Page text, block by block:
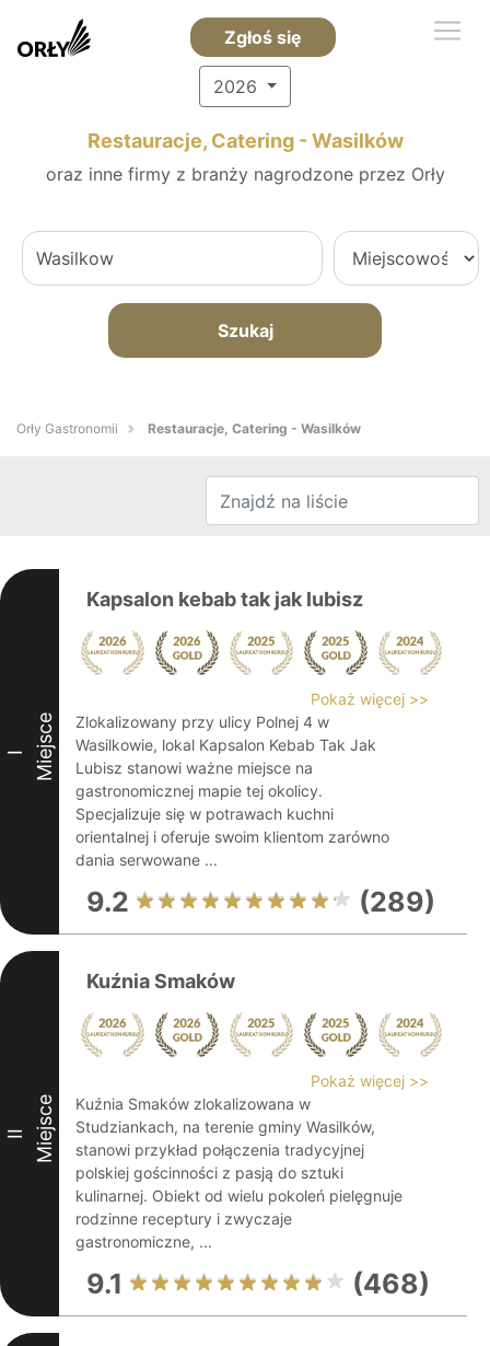
Zgłoś się
2026
Restauracje, Catering - Wasilków
oraz inne firmy z branży nagrodzone przez Orły
Szukaj
Orły Gastronomii Restauracje, Catering - Wasilków
I Miejsce
Kapsalon kebab tak jak lubisz
Pokaż więcej >>
Zlokalizowany przy ulicy Polnej 4 w
Wasilkowie, lokal Kapsalon Kebab Tak Jak
Lubisz stanowi ważne miejsce na
gastronomicznej mapie tej okolicy.
Specjalizuje się w potrawach kuchni
orientalnej i oferuje swoim klientom zarówno
dania serwowane ...
9.2 (289)
II Miejsce
Kuźnia Smaków
Pokaż więcej >>
Kuźnia Smaków zlokalizowana w
Studziankach, na terenie gminy Wasilków,
stanowi przykład połączenia tradycyjnej
polskiej gościnności z pasją do sztuki
kulinarnej. Obiekt od wielu pokoleń pielęgnuje
rodzinne receptury i zwyczaje
gastronomiczne, ...
9.1 (468)